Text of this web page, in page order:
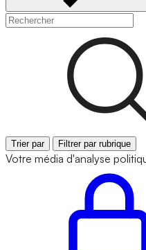
Trier par Filtrer par rubrique
Votre média d'analyse